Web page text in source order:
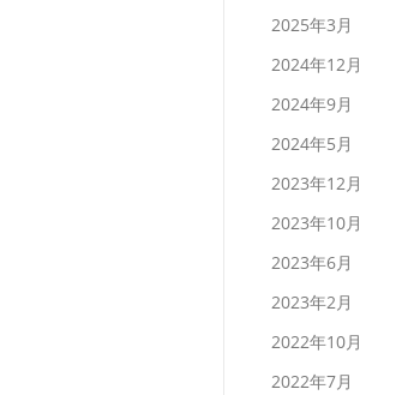
2025年3月
2024年12月
2024年9月
2024年5月
2023年12月
2023年10月
2023年6月
2023年2月
2022年10月
2022年7月